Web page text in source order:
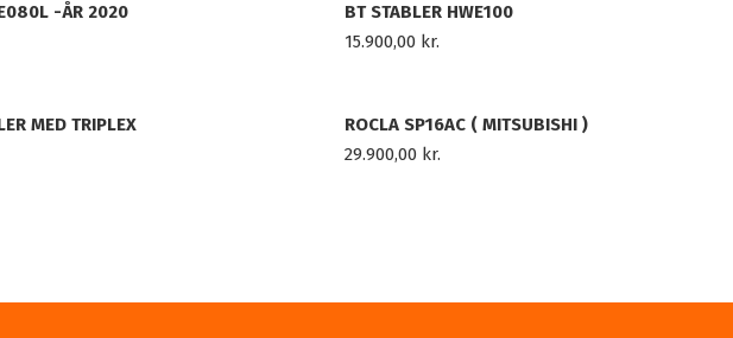
-ÅR 2020
BT STABLER HWE100
15.900,00 kr.
MED TRIPLEX
ROCLA SP16AC ( MITSUBISHI )
29.900,00 kr.